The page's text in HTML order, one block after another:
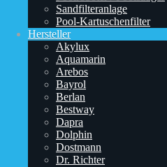
Sandfilteranlage
Pool-Kartuschenfilter
Hersteller
Akylux
Aquamarin
Arebos
Bayrol
Berlan
Bestway
Dapra
Dolphin
Dostmann
Dr. Richter